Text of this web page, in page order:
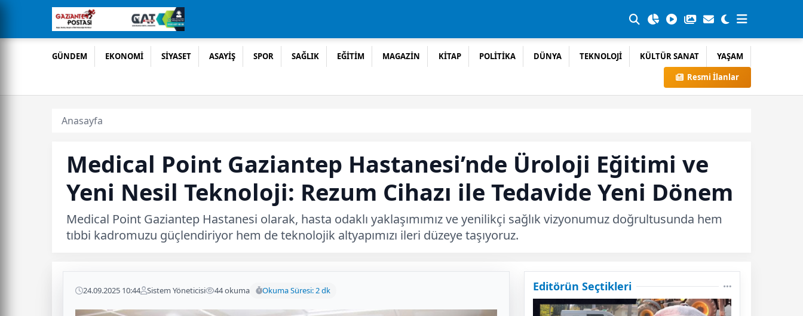
GÜNDEM EKONOMİ SİYASET ASAYİŞ SPOR SAĞLIK EĞİTİM MAGAZİN KİTAP POLİTİKA DÜNYA TEKNOLOJİ KÜLTÜR SANAT
YAŞAM
Resmi İlanlar
Anasayfa
Medical Point Gaziantep Hastanesi’nde Üroloji Eğitimi ve
Yeni Nesil Teknoloji: Rezum Cihazı ile Tedavide Yeni Dönem
Medical Point Gaziantep Hastanesi olarak, hasta odaklı yaklaşımımız ve yenilikçi sağlık vizyonumuz doğrultusunda hem
tıbbi kadromuzu güçlendiriyor hem de teknolojik altyapımızı ileri düzeye taşıyoruz.
24.09.2025 10:44 Sistem Yöneticisi 44 okuma Okuma Süresi: 2 dk Editörün Seçtikleri